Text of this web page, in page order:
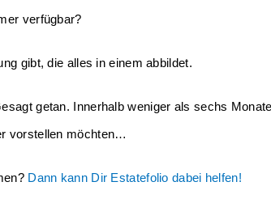
verfügbar?
gibt, die alles in einem abbildet.
getan. Innerhalb weniger als sechs
vorstellen möchten…
Dann kann Dir Estatefolio dabei helfen!